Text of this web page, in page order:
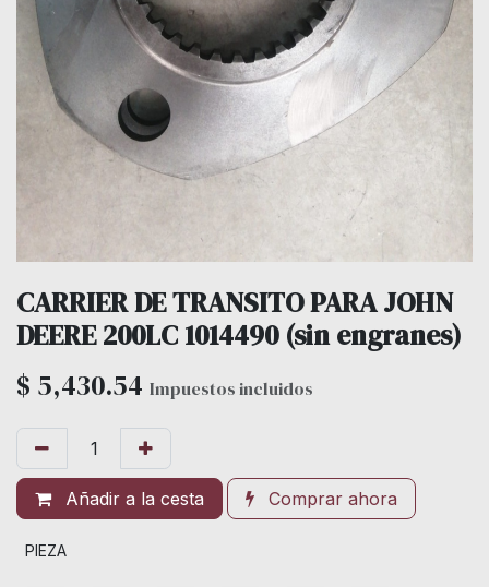
CARRIER DE TRANSITO PARA JOHN
DEERE 200LC 1014490 (sin engranes)
$ 5,430.54 Impuestos incluidos
Añadir a la cesta Comprar ahora
PIEZA